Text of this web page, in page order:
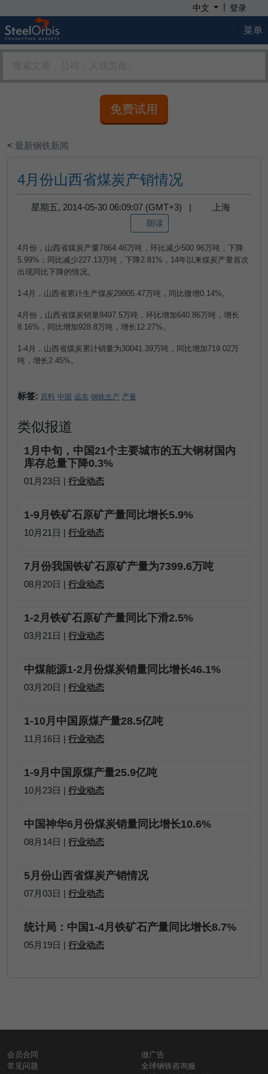
中文 | 登录
菜单
免费试用
< 最新钢铁新闻
4月份山西省煤炭产销情况
星期五, 2014-05-30 06:09:07 (GMT+3) | 上海
朗读
4月份，山西省煤炭产量7864.46万吨，环比减少500.96万吨，下降
5.99% ；同比减少227.13万吨，下降2.81% ， 14年以来煤炭产量首次
出现同比下降的情况。
1-4月，山西省累计生产煤炭29805.47万吨，同比微增0.14%。
4月份，山西省煤炭销量8497.5万吨，环比增加640.86万吨，增长
8.16% ，同比增加928.8万吨，增长12.27%。
1-4月，山西省煤炭累计销量为30041.39万吨，同比增加719.02万
吨，增长2.45%。
标签: 原料 中国 远东 钢铁生产 产量
类似报道
1月中旬，中国21个主要城市的五大钢材国内
库存总量下降0.3%
01月23日 | 行业动态
1-9月铁矿石原矿产量同比增长5.9%
10月21日 | 行业动态
7月份我国铁矿石原矿产量为7399.6万吨
08月20日 | 行业动态
1-2月铁矿石原矿产量同比下滑2.5%
03月21日 | 行业动态
中煤能源1-2月份煤炭销量同比增长46.1%
03月20日 | 行业动态
1-10月中国原煤产量28.5亿吨
11月16日 | 行业动态
1-9月中国原煤产量25.9亿吨
10月23日 | 行业动态
中国神华6月份煤炭销量同比增长10.6%
08月14日 | 行业动态
5月份山西省煤炭产销情况
07月03日 | 行业动态
统计局：中国1-4月铁矿石产量同比增长8.7%
05月19日 | 行业动态
会员合同
常见问题
做广告
全球钢铁咨询服